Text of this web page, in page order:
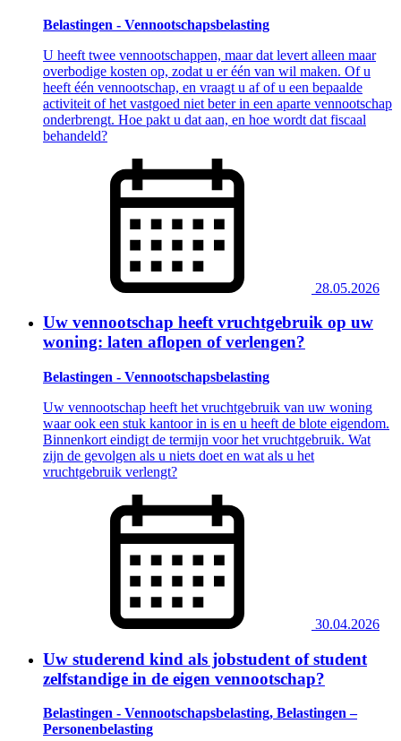
Belastingen - Vennootschapsbelasting
U heeft twee vennootschappen, maar dat levert alleen maar
overbodige kosten op, zodat u er één van wil maken. Of u
heeft één vennootschap, en vraagt u af of u een bepaalde
activiteit of het vastgoed niet beter in een aparte vennootschap
onderbrengt. Hoe pakt u dat aan, en hoe wordt dat fiscaal
behandeld?
28.05.2026
Uw vennootschap heeft vruchtgebruik op uw
woning: laten aflopen of verlengen?
Belastingen - Vennootschapsbelasting
Uw vennootschap heeft het vruchtgebruik van uw woning
waar ook een stuk kantoor in is en u heeft de blote eigendom.
Binnenkort eindigt de termijn voor het vruchtgebruik. Wat
zijn de gevolgen als u niets doet en wat als u het
vruchtgebruik verlengt?
30.04.2026
Uw studerend kind als jobstudent of student
zelfstandige in de eigen vennootschap?
Belastingen - Vennootschapsbelasting, Belastingen –
Personenbelasting